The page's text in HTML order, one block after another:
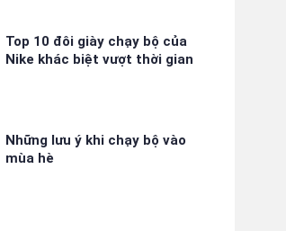
Top 10 đôi giày chạy bộ của
Nike khác biệt vượt thời gian
Những lưu ý khi chạy bộ vào
mùa hè